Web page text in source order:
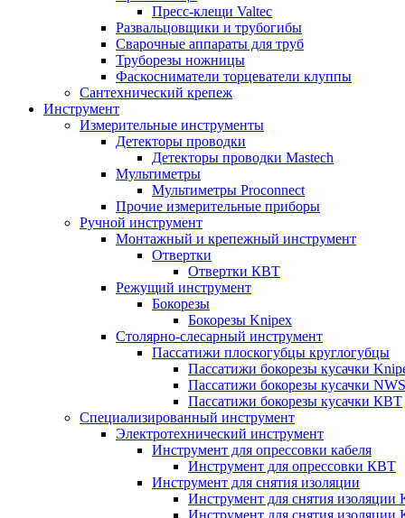
Пресс-клещи Valtec
Развальцовщики и трубогибы
Сварочные аппараты для труб
Труборезы ножницы
Фаскосниматели торцеватели клуппы
Сантехнический крепеж
Инструмент
Измерительные инструменты
Детекторы проводки
Детекторы проводки Mastech
Мультиметры
Мультиметры Proconnect
Прочие измерительные приборы
Ручной инструмент
Монтажный и крепежный инструмент
Отвертки
Отвертки КВТ
Режущий инструмент
Бокорезы
Бокорезы Knipex
Столярно-слесарный инструмент
Пассатижи плоскогубцы круглогубцы
Пассатижи бокорезы кусачки
Пассатижи бокорезы кусачки NWS
Пассатижи бокорезы кусачки КВТ
Специализированный инструмент
Электротехнический инструмент
Инструмент для опрессовки кабеля
Инструмент для опрессовки КВТ
Инструмент для снятия изоляции
Инструмент для снятия изоляции